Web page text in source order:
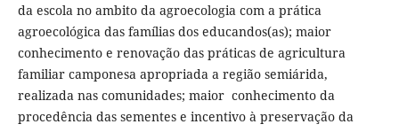
da escola no ambito da agroecologia com a prática
agroecológica das famílias dos educandos(as); maior
conhecimento e renovação das práticas de agricultura
familiar camponesa apropriada a região semiárida,
realizada nas comunidades; maior conhecimento da
procedência das sementes e incentivo à preservação da